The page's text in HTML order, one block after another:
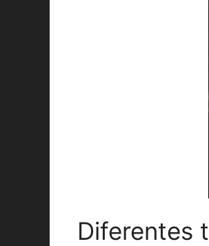
Diferentes